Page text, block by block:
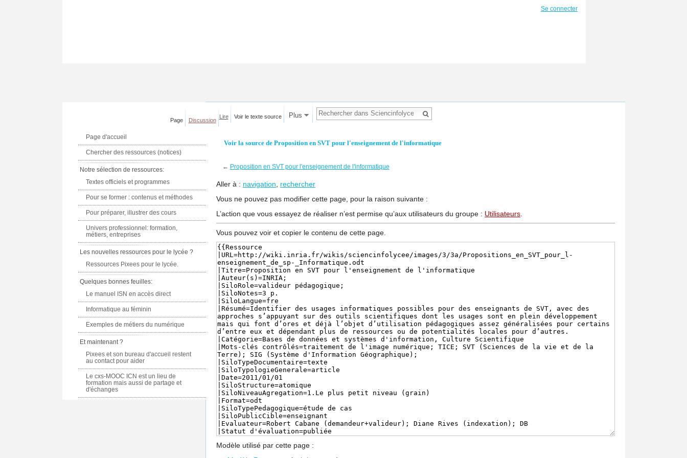
Voir la source de Proposition en SVT pour l'enseignement de l'informatique
← Proposition en SVT pour l'enseignement de l'informatique
Aller à : navigation, rechercher
Vous ne pouvez pas modifier cette page, pour la raison suivante :
L’action que vous essayez de réaliser n’est permise qu’aux utilisateurs du groupe : Utilisateurs.
Vous pouvez voir et copier le contenu de cette page.
Modèle utilisé par cette page :
Se connecter
Page Discussion
Lire Voir le texte source Plus
Page d'accueil
Chercher des ressources (notices)
Notre sélection de ressources:
Textes officiels et programmes
Pour se former : contenus et méthodes
Pour préparer, illustrer des cours
Univers professionnel: formation,
métiers, entreprises
Les nouvelles ressources pour le lycée ?
Ressources Pixees pour le lycée.
Quelques bonnes feuilles:
Le manuel ISN en accès direct
Informatique au féminin
Exemples de métiers du numérique
Et maintenant ?
Pixees et son bureau d'accueil restent
au contact pour aider
Le cxs-MOOC ICN est un lieu de
formation mais aussi de partage et
d'échanges